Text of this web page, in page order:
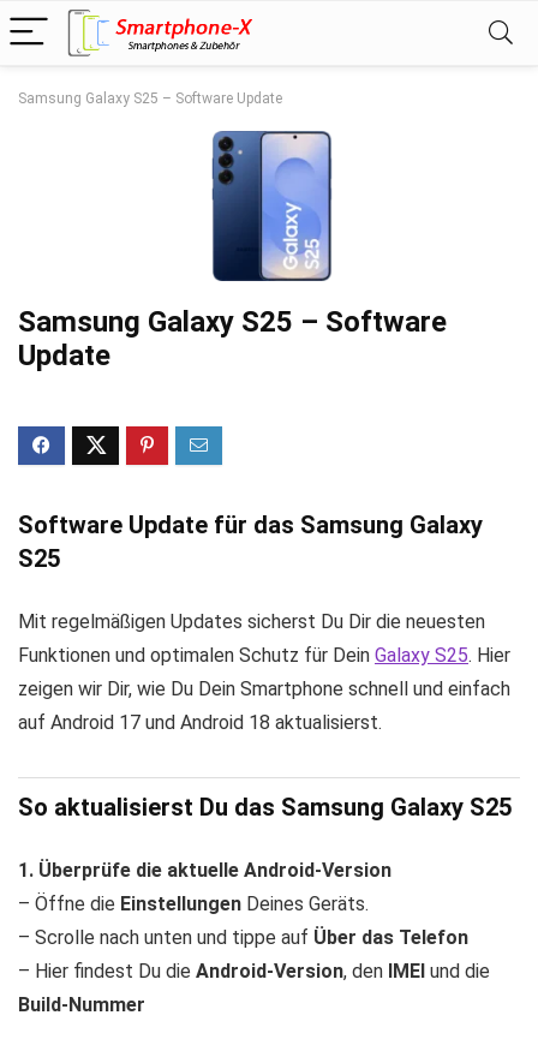
Samsung Galaxy S25 – Software Update
Samsung Galaxy S25 – Software
Update
Software Update für das Samsung Galaxy
S25
Mit regelmäßigen Updates sicherst Du Dir die neuesten
Funktionen und optimalen Schutz für Dein Galaxy S25. Hier
zeigen wir Dir, wie Du Dein Smartphone schnell und einfach
auf Android 17 und Android 18 aktualisierst.
So aktualisierst Du das Samsung Galaxy S25
1. Überprüfe die aktuelle Android-Version
– Öffne die Einstellungen Deines Geräts.
– Scrolle nach unten und tippe auf Über das Telefon
– Hier findest Du die Android-Version, den IMEI und die
Build-Nummer